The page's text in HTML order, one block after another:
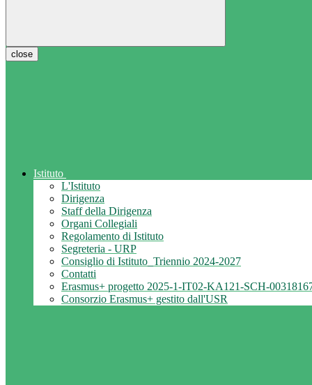
close
Istituto
L'Istituto
Dirigenza
Staff della Dirigenza
Organi Collegiali
Regolamento di Istituto
Segreteria - URP
Consiglio di Istituto_Triennio 2024-2027
Contatti
Erasmus+ progetto 2025-1-IT02-KA121-SCH-
Consorzio Erasmus+ gestito dall'USR